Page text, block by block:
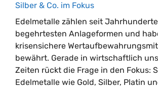
Silber & Co. im Fokus
Edelmetalle zählen seit
begehrtesten Anlageformen und
krisensichere
bewährt. Gerade in wirtschaftlich
Zeiten rückt die Frage in den Fokus:
Edelmetalle wie Gold, Silber, Platin